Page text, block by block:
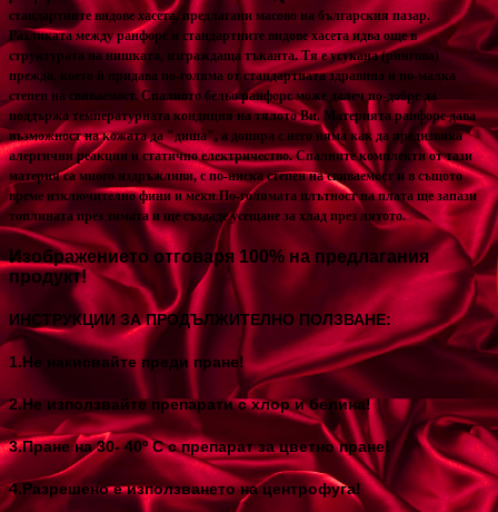
стандартните видове хасета, предлагани масово на българския пазар.
Разликата между ранфорс и стандартните видове хасета идва още в
структурата на нишката, изграждаща тъканта. Тя е усукана (рингова)
прежда, което й придава по-голяма от стандартната здравина и по-малка
степен на свиваемост. Спалното бельо ранфорс може далеч по-добре да
поддържа температурната кондиция на тялото Ви.Материята ранфорс дава
възможност на кожата да "диша", а допира с него няма как да предизвика
алергични реакции и статично електричество. Спалните комплекти от тази
материя са много издръжливи, с по-ниска степен на свиваемост и в същото
време изключително фини и меки.По-голямата плътност на плата ще запази
топлината през зимата и ще създаде усещане за хлад през лятото.
Изображението отговаря 100% на предлагания
продукт!
ИНСТРУКЦИИ ЗА ПРОДЪЛЖИТЕЛНО ПОЛЗВАНЕ:
1.Не накисвайте преди пране!
2.Не използвайте препарати с хлор и белина!
3.Пране на 30- 40º С с препарат за цветно пране!
4.Разрешено е използването на центрофуга!